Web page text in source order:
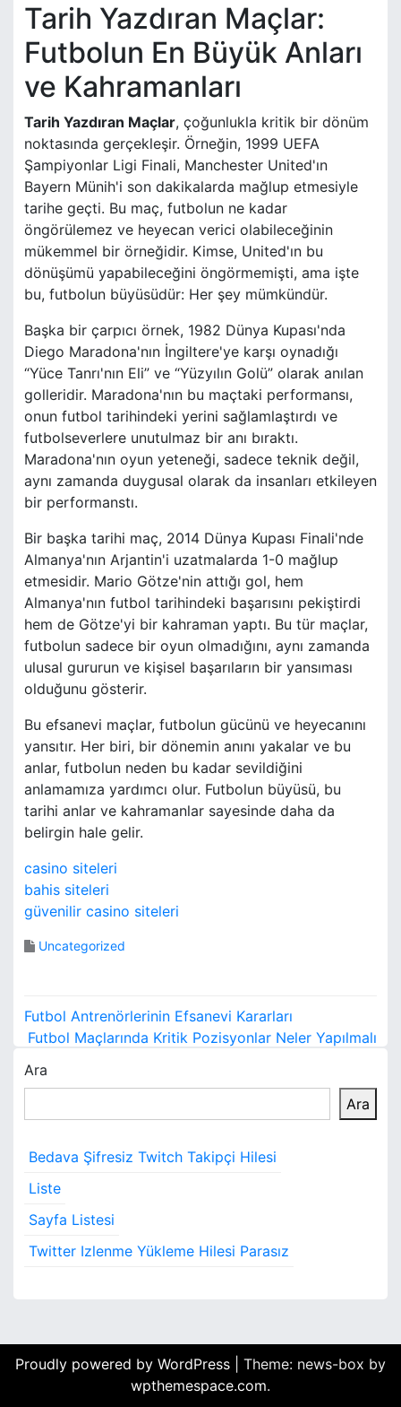
Tarih Yazdıran Maçlar:
Futbolun En Büyük Anları
ve Kahramanları
Tarih Yazdıran Maçlar, çoğunlukla kritik bir dönüm
noktasında gerçekleşir. Örneğin, 1999 UEFA
Şampiyonlar Ligi Finali, Manchester United'ın
Bayern Münih'i son dakikalarda mağlup etmesiyle
tarihe geçti. Bu maç, futbolun ne kadar
öngörülemez ve heyecan verici olabileceğinin
mükemmel bir örneğidir. Kimse, United'ın bu
dönüşümü yapabileceğini öngörmemişti, ama işte
bu, futbolun büyüsüdür: Her şey mümkündür.
Başka bir çarpıcı örnek, 1982 Dünya Kupası'nda
Diego Maradona'nın İngiltere'ye karşı oynadığı
“Yüce Tanrı'nın Eli” ve “Yüzyılın Golü” olarak anılan
golleridir. Maradona'nın bu maçtaki performansı,
onun futbol tarihindeki yerini sağlamlaştırdı ve
futbolseverlere unutulmaz bir anı bıraktı.
Maradona'nın oyun yeteneği, sadece teknik değil,
aynı zamanda duygusal olarak da insanları etkileyen
bir performanstı.
Bir başka tarihi maç, 2014 Dünya Kupası Finali'nde
Almanya'nın Arjantin'i uzatmalarda 1-0 mağlup
etmesidir. Mario Götze'nin attığı gol, hem
Almanya'nın futbol tarihindeki başarısını pekiştirdi
hem de Götze'yi bir kahraman yaptı. Bu tür maçlar,
futbolun sadece bir oyun olmadığını, aynı zamanda
ulusal gururun ve kişisel başarıların bir yansıması
olduğunu gösterir.
Bu efsanevi maçlar, futbolun gücünü ve heyecanını
yansıtır. Her biri, bir dönemin anını yakalar ve bu
anlar, futbolun neden bu kadar sevildiğini
anlamamıza yardımcı olur. Futbolun büyüsü, bu
tarihi anlar ve kahramanlar sayesinde daha da
belirgin hale gelir.
casino siteleri
bahis siteleri
güvenilir casino siteleri
Uncategorized
Y
a
z
ı
g
e
z
i
e
Futbol Antrenörlerinin Efsanevi Kararları
Futbol Maçlarında Kritik Pozisyonlar Neler Yapılmalı
Ara
Ara
Bedava Şifresiz Twitch Takipçi Hilesi
Liste
Sayfa Listesi
Twitter Izlenme Yükleme Hilesi Parasız
Proudly powered by WordPress
Theme: news-box by
wpthemespace.com.